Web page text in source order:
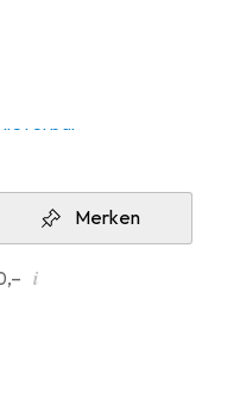
lieferbar
Merken
i